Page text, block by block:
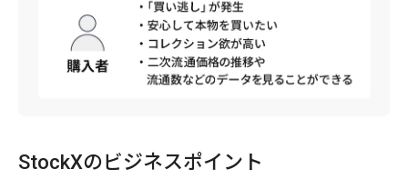
StockXのビジネスポイント